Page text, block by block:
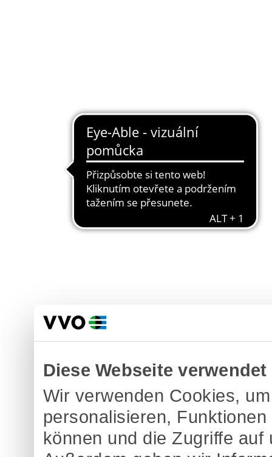
Diese Webseite
Wir verwenden Cookies,
personalisieren,
können und die Zugriffe